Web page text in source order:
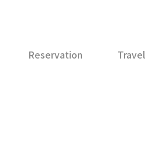
Reservation Travel